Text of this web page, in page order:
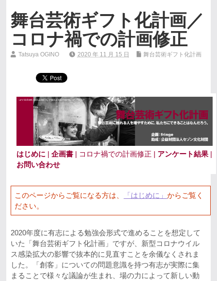
舞台芸術ギフト化計画／
コロナ禍での計画修正
Tatsuya OGINO 2020 年 11 月 15 日 舞台芸術ギフト化計画
はじめに |企画書 | コロナ禍での計画修正 | アンケート結果 |
お問い合わせ
このページからご覧になる方は、 「はじめに」からご覧く
ださい。
2020年度に有志による勉強会形式で進めることを想定して
いた「舞台芸術ギフト化計画」ですが、新型コロナウイル
ス感染拡大の影響で抜本的に見直すことを余儀なくされま
した。「創客」についての問題意識を持つ有志が実際に集
まることで様々な議論が生まれ、場の力によって新しい動